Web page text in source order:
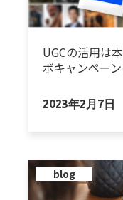
UGCの活用は
ボキャンペー
2023年2月7日
blog